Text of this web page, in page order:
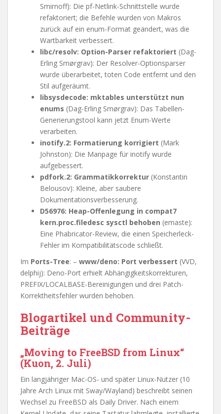
Smirnoff): Die pf-Netlink-Schnittstelle wurde
refaktoriert; die Befehle wurden von Makros
zurück auf ein enum-Format geändert, was die
Wartbarkeit verbessert.
libc/resolv: Option-Parser refaktoriert (Dag-
Erling Smørgrav): Der Resolver-Optionsparser
wurde überarbeitet, toten Code entfernt und den
Stil aufgeräumt.
libsysdecode: mktables unterstützt nun
enums (Dag-Erling Smørgrav): Das Tabellen-
Generierungstool kann jetzt Enum-Werte
verarbeiten.
inotify.2: Formatierung korrigiert (Mark
Johnston): Die Manpage für inotify wurde
aufgebessert.
pdfork.2: Grammatikkorrektur (Konstantin
Belousov): Kleine, aber saubere
Dokumentationsverbesserung.
D56976: Heap-Offenlegung in compat7
kern.proc.filedesc sysctl behoben (emaste):
Eine Phabricator-Review, die einen Speicherleck-
Fehler im Kompatibilitätscode schließt.
Im Ports-Tree: – www/deno: Port verbessert (VVD,
delphij): Deno-Port erhielt Abhängigkeitskorrekturen,
PREFIX/LOCALBASE-Bereinigungen und drei Patch-
Korrektheitsfehler wurden behoben.
Blogartikel und Community-
Beiträge
„Moving to FreeBSD from Linux“
(Kuon, 2. Juli)
Ein langjähriger Mac-OS- und später Linux-Nutzer (10
Jahre Arch Linux mit Sway/Wayland) beschreibt seinen
Wechsel zu FreeBSD als Daily Driver. Nach einem